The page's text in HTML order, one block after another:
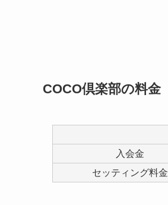
COCO倶楽部の料金
入会金
セッティング料金